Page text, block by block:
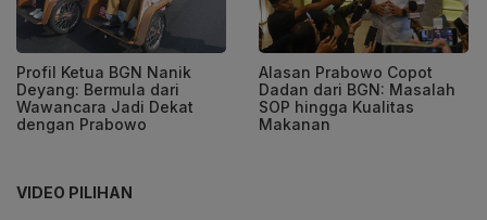
Profil Ketua BGN Nanik
Deyang: Bermula dari
Wawancara Jadi Dekat
dengan Prabowo
Alasan Prabowo Copot
Dadan dari BGN: Masalah
SOP hingga Kualitas
Makanan
VIDEO PILIHAN